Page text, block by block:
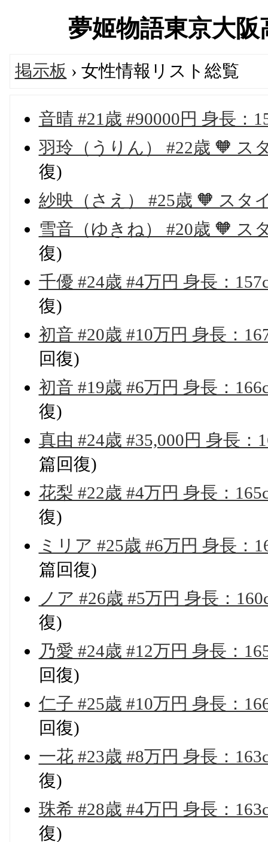
夢姬物語東京大
掲示板 › 女性情報リスト総覧
音晴 #21歳 #90000円 身長：
羽玲（うりん） #22歳 🧡 ス
復)
紗映（さえ） #25歳 🧡 スタ
雪音（ゆきね） #20歳 🧡 ス
復)
千優 #24歳 #4万円 身長：
復)
初音 #20歳 #10万円 身長：
回復)
初音 #19歳 #6万円 身長：
復)
真由 #24歳 #35,000円 身長
篇回復)
花梨 #22歳 #4万円 身長：
復)
ミリア #25歳 #6万円 身長：
篇回復)
ノア #26歳 #5万円 身長：
復)
乃愛 #24歳 #12万円 身長：
回復)
仁子 #25歳 #10万円 身長：
回復)
一花 #23歳 #8万円 身長：
復)
珠希 #28歳 #4万円 身長：
復)